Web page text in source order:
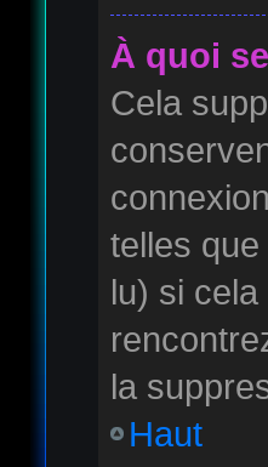
À quoi
Cela
telles
lu) si
la
Haut